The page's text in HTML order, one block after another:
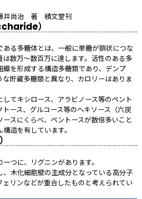
藤井尚治 著 績文堂刊
）
ある多糖体とは、一般に単糖が鎖状につな
数万〜数百万に達します。活性のある多
を形成する構造多糖類であり、デンプ
な貯蔵多糖類と異なり、カロリーはありま
てキシロース、アラビノース等のペント
ース、グルコース等のヘキソース（六炭
スにくらべ、ペントースが数倍多いこと
造を有しています。
つに、リグニンがあります。
、木化細胞壁の主成分となっている高分子
リンなどが重合したものと考えられてい